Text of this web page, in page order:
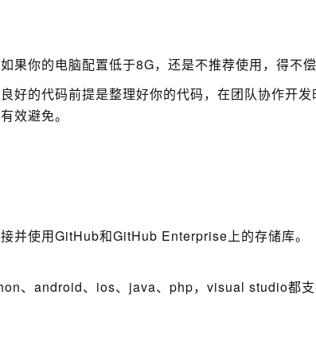
果你的电脑配置低于8G，还是不推荐使用，得不
好的代码前提是整理好你的代码，在团队协作开发
效避免。
并使用GitHub和GitHub Enterprise上的存储库。
、android、ios、java、php，visual studio都